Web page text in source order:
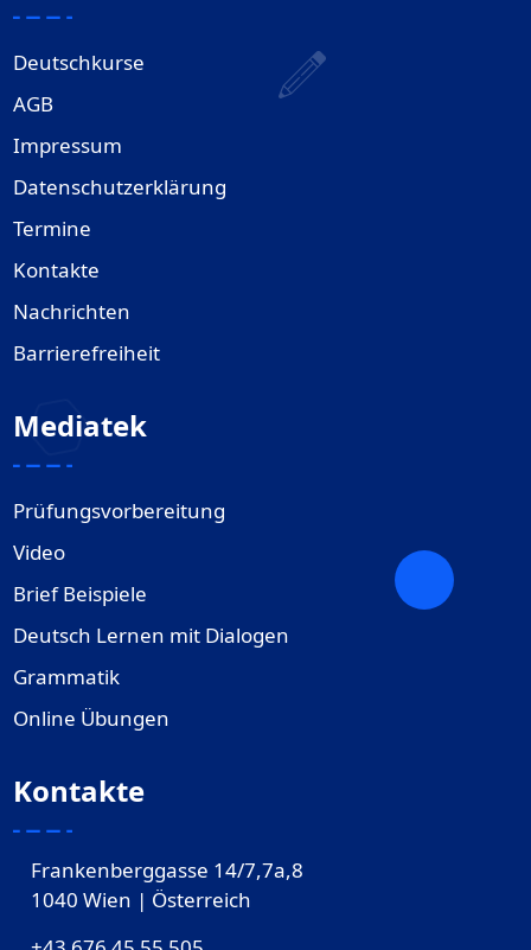
Deutschkurse
AGB
Impressum
Datenschutzerklärung
Termine
Kontakte
Nachrichten
Barrierefreiheit
Mediatek
Prüfungsvorbereitung
Video
Brief Beispiele
Deutsch Lernen mit Dialogen
Grammatik
Online Übungen
Kontakte
Frankenberggasse 14/7,7a,8
1040 Wien | Österreich